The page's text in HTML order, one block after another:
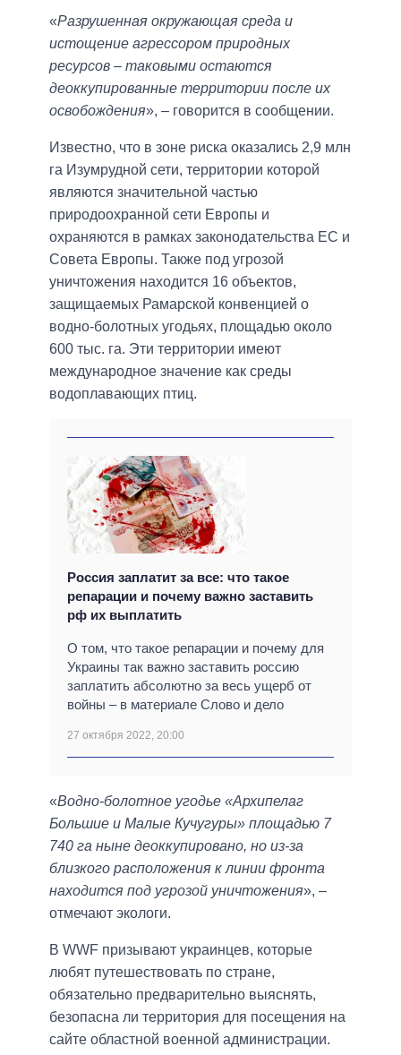
«Разрушенная окружающая среда и
истощение агрессором природных
ресурсов – таковыми остаются
деоккупированные территории после их
освобождения», – говорится в сообщении.
Известно, что в зоне риска оказались 2,9 млн
га Изумрудной сети, территории которой
являются значительной частью
природоохранной сети Европы и
охраняются в рамках законодательства ЕС и
Совета Европы. Также под угрозой
уничтожения находится 16 объектов,
защищаемых Рамарской конвенцией о
водно-болотных угодьях, площадью около
600 тыс. га. Эти территории имеют
международное значение как среды
водоплавающих птиц.
Россия заплатит за все: что такое
репарации и почему важно заставить
рф их выплатить
О том, что такое репарации и почему для
Украины так важно заставить россию
заплатить абсолютно за весь ущерб от
войны – в материале Слово и дело
27 октября 2022, 20:00
«Водно-болотное угодье «Архипелаг
Большие и Малые Кучугуры» площадью 7
740 га ныне деоккупировано, но из-за
близкого расположения к линии фронта
находится под угрозой уничтожения», –
отмечают экологи.
В WWF призывают украинцев, которые
любят путешествовать по стране,
обязательно предварительно выяснять,
безопасна ли территория для посещения на
сайте областной военной администрации.